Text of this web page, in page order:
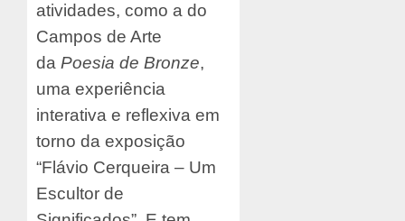
atividades, como a do
Campos de Arte
da Poesia de Bronze,
uma experiência
interativa e reflexiva em
torno da exposição
“Flávio Cerqueira – Um
Escultor de